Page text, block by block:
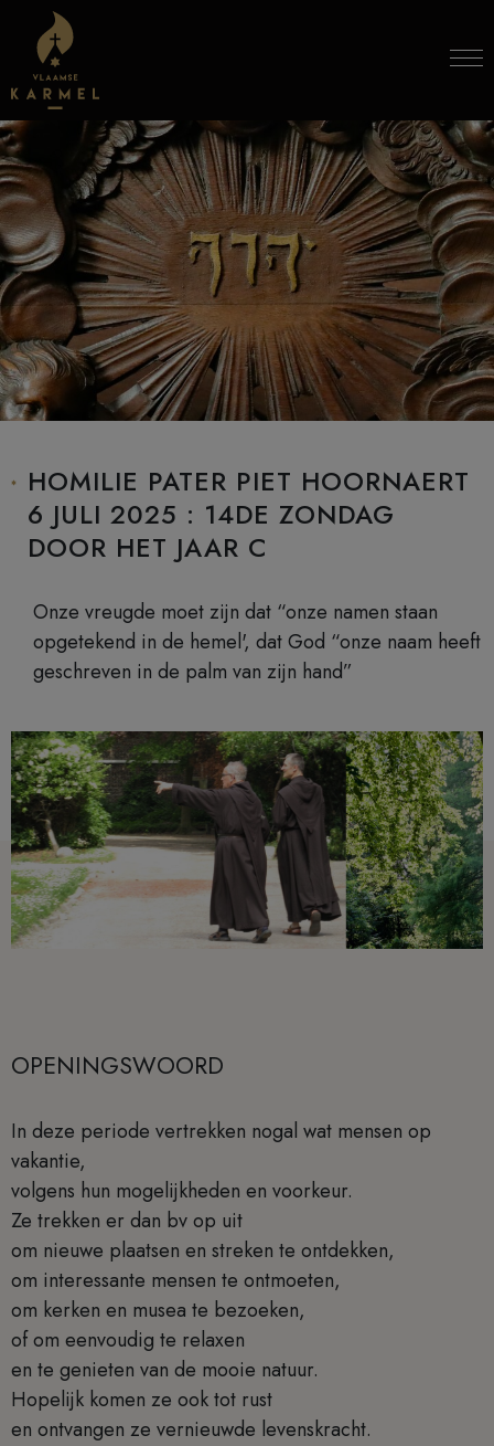
Skip to content
HOMILIE PATER PIET HOORNAERT
6 JULI 2025 : 14DE ZONDAG
DOOR HET JAAR C
Onze vreugde moet zijn dat “onze namen staan
opgetekend in de hemel', dat God “onze naam heeft
geschreven in de palm van zijn hand”
OPENINGSWOORD
In deze periode vertrekken nogal wat mensen op
vakantie,
volgens hun mogelijkheden en voorkeur.
Ze trekken er dan bv op uit
om nieuwe plaatsen en streken te ontdekken,
om interessante mensen te ontmoeten,
om kerken en musea te bezoeken,
of om eenvoudig te relaxen
en te genieten van de mooie natuur.
Hopelijk komen ze ook tot rust
en ontvangen ze vernieuwde levenskracht.